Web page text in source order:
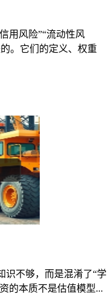
用风险”“流动性风
。它们的定义、权重
识不够，而是混淆了“学
的本质不是估值模型...